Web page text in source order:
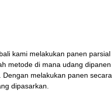
kami melakukan panen
metode di mana udang
Dengan melakukan panen
dipasarkan.